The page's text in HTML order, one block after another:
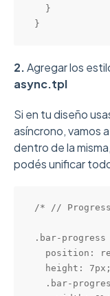
  }
}
2.Agregar los
async.tpl
Si en tu diseño
asíncrono, vamos
dentro de la
podés unificar
/* //
.bar-progress
position:
  height: 7px;
.bar-